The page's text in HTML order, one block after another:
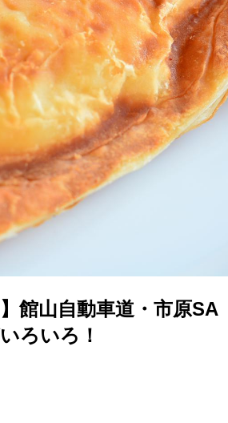
館山自動車道・市原SA
ろいろ！